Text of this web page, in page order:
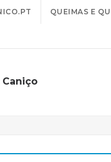
QUEIMAS E